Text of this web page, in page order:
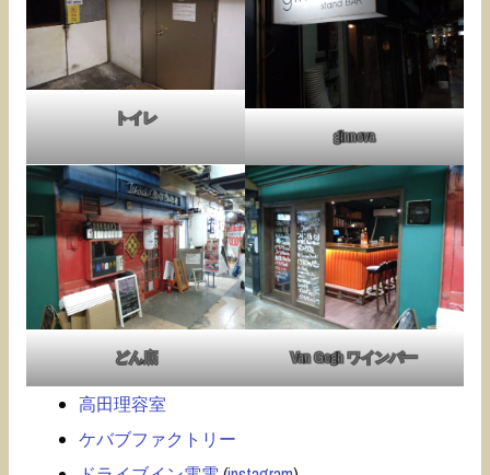
トイレ
ginnova
どん底 Van Gogh ワインバー
高田理容室
ケバブファクトリー